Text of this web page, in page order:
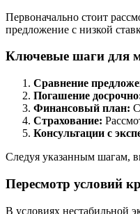
Первоначально стоит
предложение с низкой
Ключевые шаги для
Сравнение
Погашение
Финансовый план:
Страхование:
Консультации с
Следуя указанным шагам,
Пересмотр условий
В условиях нестабильной